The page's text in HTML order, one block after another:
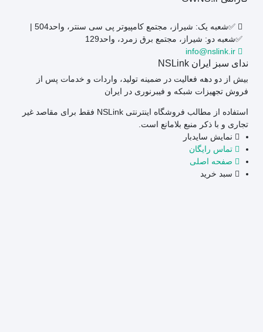
✅شعبه یک: شیراز، مجتمع کامپیوتر پی سی سنتر، واحد504 |
✅شعبه دو: شیراز، مجتمع برق زمرد، واحد129
info@nslink.ir
ندای سبز ایران NSLink
بیش از دو دهه فعالیت در ضمینه تولید، واردات و خدمات پس از
فروش تجهیزات شبکه و فیبرنوری در ایران
استفاده از مطالب فروشگاه اینترنتی NSLink فقط برای مقاصد غیر
تجاری و با ذکر منبع بلامانع است.
نمایش سایدبار
تماس رایگان
صفحه اصلی
سبد خرید